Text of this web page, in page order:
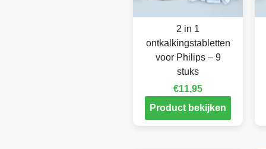
2 in 1
ontkalkingstabletten
voor Philips – 9
stuks
€11,95
Product bekijken